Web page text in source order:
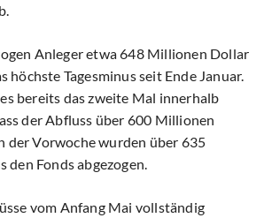
Anleger etwa 648 Millionen Dollar
höchste Tagesminus seit Ende Januar.
bereits das zweite Mal innerhalb
der Abfluss über 600 Millionen
der Vorwoche wurden über 635
den Fonds abgezogen.
vom Anfang Mai vollständig